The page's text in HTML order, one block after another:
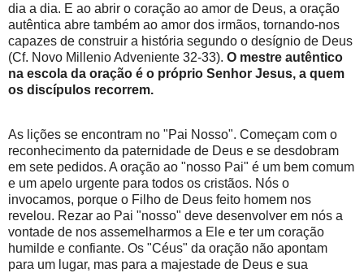
dia a dia. E ao abrir o coração ao amor de Deus, a oração
autêntica abre também ao amor dos irmãos, tornando-nos
capazes de construir a história segundo o desígnio de Deus
(Cf. Novo Millenio Adveniente 32-33). O mestre autêntico
na escola da oração é o próprio Senhor Jesus, a quem
os discípulos recorrem.
As lições se encontram no "Pai Nosso". Começam com o
reconhecimento da paternidade de Deus e se desdobram
em sete pedidos. A oração ao "nosso Pai" é um bem comum
e um apelo urgente para todos os cristãos. Nós o
invocamos, porque o Filho de Deus feito homem nos
revelou. Rezar ao Pai "nosso" deve desenvolver em nós a
vontade de nos assemelharmos a Ele e ter um coração
humilde e confiante. Os "Céus" da oração não apontam
para um lugar, mas para a majestade de Deus e sua